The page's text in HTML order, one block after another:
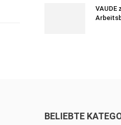
VAUDE
BELIEBTE